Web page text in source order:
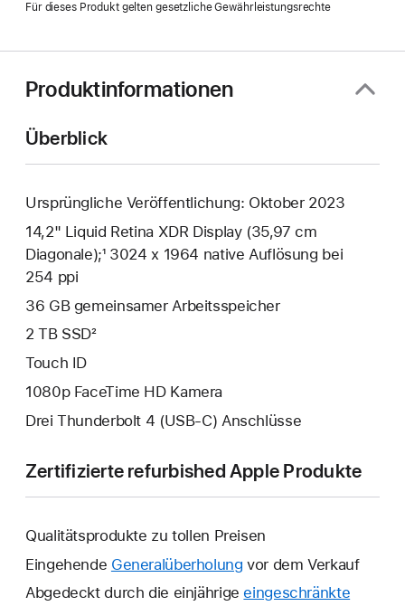
Fenster)
Für dieses Produkt gelten gesetzliche Gewährleistungsrechte
Produktinformationen
Überblick
Ursprüngliche Veröffentlichung: Oktober 2023
14,2" Liquid Retina XDR Display (35,97 cm
Diagonale);¹ 3024 x 1964 native Auflösung bei
254 ppi
36 GB gemeinsamer Arbeits­speicher
2 TB SSD²
Touch ID
1080p FaceTime HD Kamera
Drei Thunderbolt 4 (USB‑C) Anschlüsse
Zertifizierte refurbished Apple Produkte
Qualitätsprodukte zu tollen Preisen
Eingehende Generalüberholung vor dem Verkauf
Abgedeckt durch die einjährige eingeschränkte